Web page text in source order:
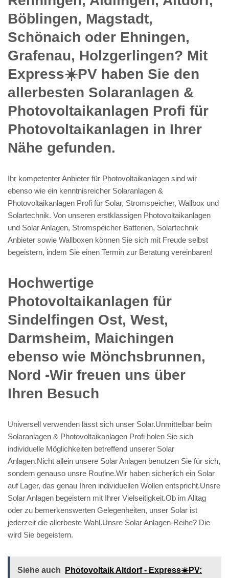
Böblingen, Magstadt,
Schönaich oder Ehningen,
Grafenau, Holzgerlingen? Mit
Express☀️PV️ haben Sie den
allerbesten Solaranlagen &
Photovoltaikanlagen Profi für
Photovoltaikanlagen in Ihrer
Nähe gefunden.
Ihr kompetenter Anbieter für Photovoltaikanlagen sind wir
ebenso wie ein kenntnisreicher Solaranlagen &
Photovoltaikanlagen Profi für Solar, Stromspeicher, Wallbox und
Solartechnik. Von unseren erstklassigen Photovoltaikanlagen
und Solar Anlagen, Stromspeicher Batterien, Solartechnik
Anbieter sowie Wallboxen können Sie sich mit Freude selbst
begeistern, indem Sie einen Termin zur Beratung vereinbaren!
Hochwertige
Photovoltaikanlagen für
Sindelfingen Ost, West,
Darmsheim, Maichingen
ebenso wie Mönchsbrunnen,
Nord -Wir freuen uns über
Ihren Besuch
Universell verwenden lässt sich unser Solar.Unmittelbar beim
Solaranlagen & Photovoltaikanlagen Profi holen Sie sich
individuelle Möglichkeiten betreffend unserer Solar
Anlagen.Nicht allein unsere Solar Anlagen benutzen Sie für sich,
sondern genauso unsre Routine.Wir haben sicherlich ein Solar
auf Lager, das genau Ihren individuellen Wollen entspricht.Unsre
Solar Anlagen begeistern mit Ihrer Vielseitigkeit.Ob im Alltag
oder zu bemerkenswerten Gelegenheiten, unser Solar ist
jederzeit die allerbeste Wahl.Unsre Solar Anlagen-Reihe? Die
wird Sie begeistern.
Siehe auch
Photovoltaik Altdorf - Express☀️PV️: